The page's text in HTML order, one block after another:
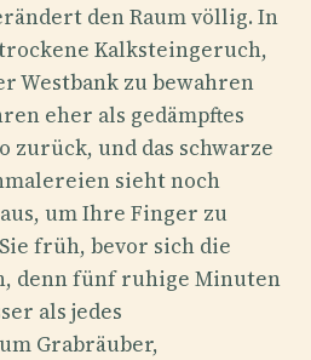
den Raum völlig. In
Kalksteingeruch,
Westbank zu bewahren
eher als gedämpftes
zurück, und das schwarze
sieht noch
um Ihre Finger zu
früh, bevor sich die
denn fünf ruhige Minuten
als jedes
Grabräuber,